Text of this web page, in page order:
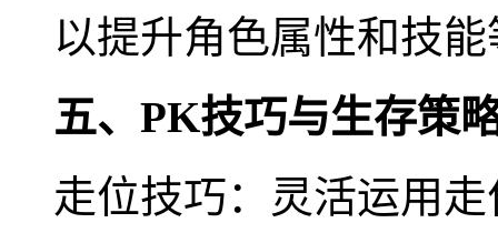
以提升角色属性和技
五、PK技巧与生存策
走位技巧：灵活运用